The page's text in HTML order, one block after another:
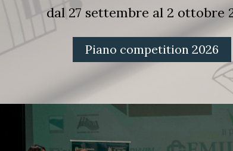
dal 27 settembre al 2 ottobre
Piano competition 2026